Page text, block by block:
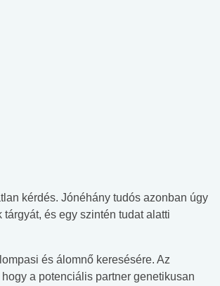
kérdés. Jónéhány tudós azonban úgy
és egy szintén tudat alatti
és álomnő keresésére. Az
a potenciális partner genetikusan